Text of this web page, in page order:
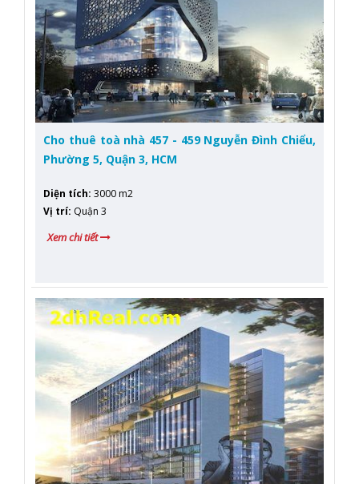
Cho thuê toà nhà 457 - 459 Nguyễn Đình Chiểu,
Phường 5, Quận 3, HCM
Diện tích: 3000 m2
Vị trí: Quận 3
Xem chi tiết